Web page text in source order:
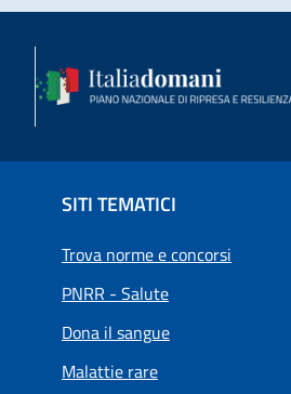
SITI TEMATICI
Trova norme e concorsi
PNRR - Salute
Dona il sangue
Malattie rare